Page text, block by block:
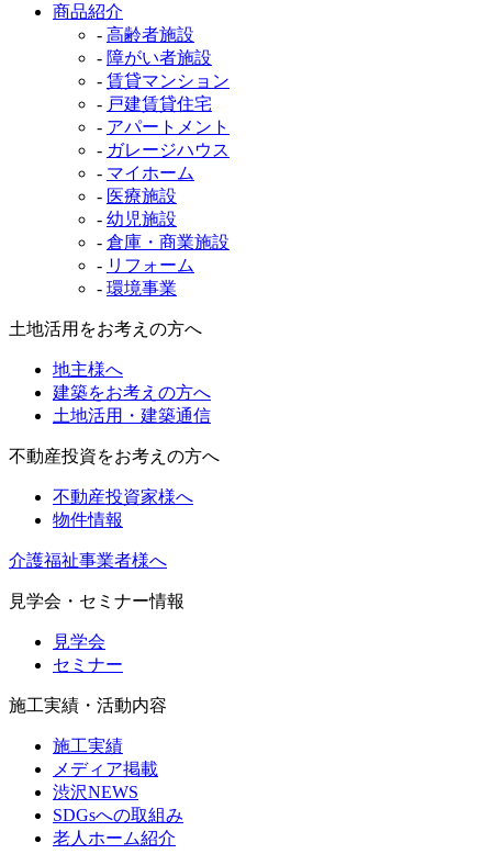
商品紹介
- 高齢者施設
- 障がい者施設
- 賃貸マンション
- 戸建賃貸住宅
- アパートメント
- ガレージハウス
- マイホーム
- 医療施設
- 幼児施設
- 倉庫・商業施設
- リフォーム
- 環境事業
土地活用をお考えの方へ
地主様へ
建築をお考えの方へ
土地活用・建築通信
不動産投資をお考えの方へ
不動産投資家様へ
物件情報
介護福祉事業者様へ
見学会・セミナー情報
見学会
セミナー
施工実績・活動内容
施工実績
メディア掲載
渋沢NEWS
SDGsへの取組み
老人ホーム紹介